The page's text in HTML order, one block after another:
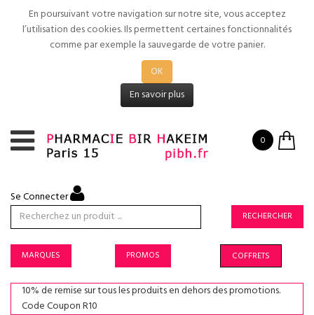
En poursuivant votre navigation sur notre site, vous acceptez
l’utilisation des cookies. Ils permettent certaines fonctionnalités
comme par exemple la sauvegarde de votre panier.
OK
En savoir plus
0
Se Connecter
RECHERCHER
MARQUES PROMOS COFFRETS
10% de remise sur tous les produits en dehors des promotions.
Code Coupon R10